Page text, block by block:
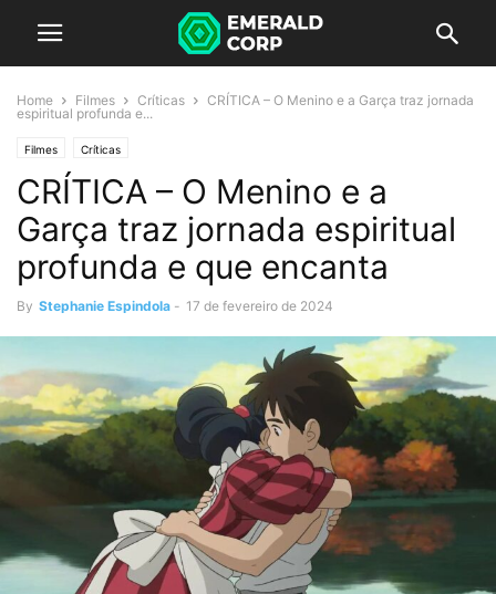
Home Filmes Críticas
CRÍTICA – O Menino e a Garça traz jornada
espiritual profunda e...
Filmes Críticas
CRÍTICA – O Menino e a
Garça traz jornada espiritual
profunda e que encanta
By Stephanie Espindola - 17 de fevereiro de 2024